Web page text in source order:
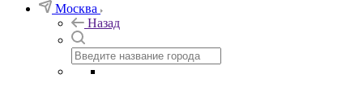
Москва
Назад